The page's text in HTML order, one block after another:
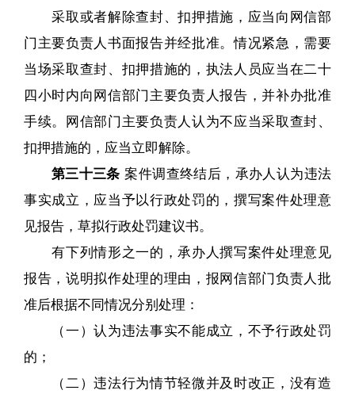
采取或者解除查封、扣押措施，应当向网信部
门主要负责人书面报告并经批准。情况紧急，需要
当场采取查封、扣押措施的，执法人员应当在二十
四小时内向网信部门主要负责人报告，并补办批准
手续。网信部门主要负责人认为不应当采取查封、
扣押措施的，应当立即解除。
第三十三条 案件调查终结后，承办人认为违法
事实成立，应当予以行政处罚的，撰写案件处理意
见报告，草拟行政处罚建议书。
有下列情形之一的，承办人撰写案件处理意见
报告，说明拟作处理的理由，报网信部门负责人批
准后根据不同情况分别处理：
（一）认为违法事实不能成立，不予行政处罚
的；
（二）违法行为情节轻微并及时改正，没有造